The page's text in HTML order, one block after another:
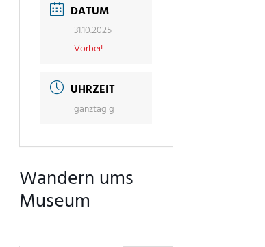
DATUM
31.10.2025
Vorbei!
UHRZEIT
ganztägig
Wandern ums
Museum